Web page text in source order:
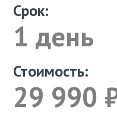
Срок:
1 день
Стоимость:
29 990